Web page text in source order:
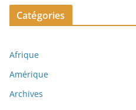
Catégories
Afrique
Amérique
Archives